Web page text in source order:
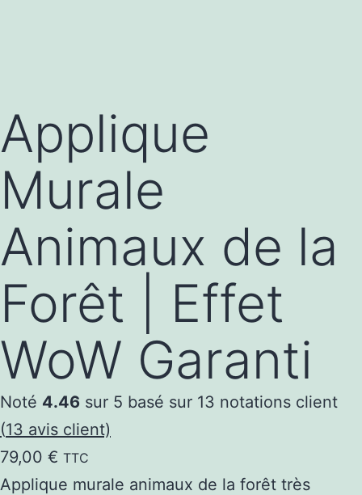
Applique
Murale
Animaux de la
Forêt | Effet
WoW Garanti
Noté 4.46 sur 5 basé sur 13 notations client
(13 avis client)
79,00 € TTC
Applique murale animaux de la forêt très